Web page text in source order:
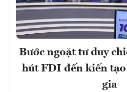
Bước ngoặt tư duy
hút FDI đến kiến
gia